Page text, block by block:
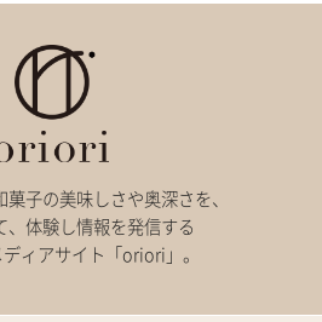
子の美味しさや奥深さを、
、体験し情報を発信する
ィアサイト「oriori」。